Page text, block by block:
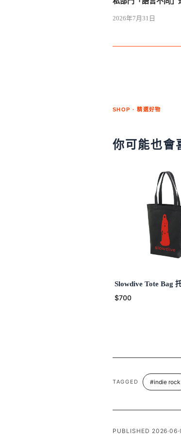
2026年7月31日
SHOP · 精選好物
你可能也會
Slowdive Tote Bag
$700
TAGGED #indie rock
PUBLISHED